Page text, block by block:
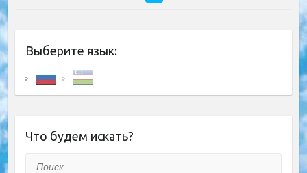
Выберите язык:
Что будем искать?
Поиск